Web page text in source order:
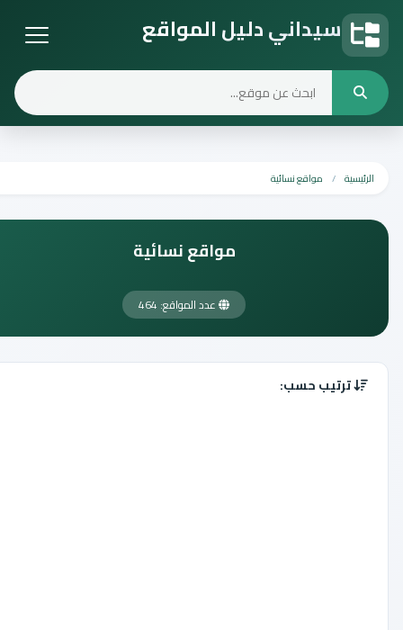
سيداني دليل المواقع
دليل المواقع
الرئيسية مواقع نسائية
مواقع نسائية
عدد المواقع: 464
ترتيب حسب: